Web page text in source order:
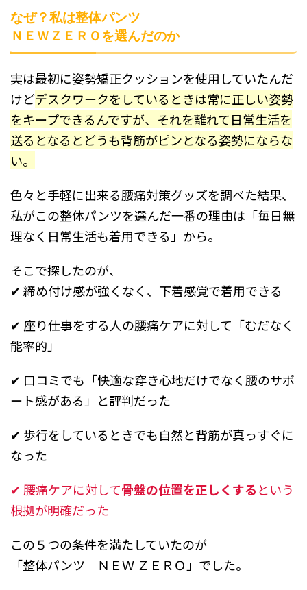
なぜ？私は整体パンツ
ＮＥＷＺＥＲＯを選んだのか
実は最初に姿勢矯正クッションを使用していたんだ
けどデスクワークをしているときは常に正しい姿勢
をキープできるんですが、それを離れて日常生活を
送るとなるとどうも背筋がピンとなる姿勢にならな
い。
色々と手軽に出来る腰痛対策グッズを調べた結果、
私がこの整体パンツを選んだ一番の理由は「毎日無
理なく日常生活も着用できる」から。
そこで探したのが、
✔ 締め付け感が強くなく、下着感覚で着用できる
✔ 座り仕事をする人の腰痛ケアに対して「むだなく
能率的」
✔ 口コミでも「快適な穿き心地だけでなく腰のサポ
ート感がある」と評判だった
✔ 歩行をしているときでも自然と背筋が真っすぐに
なった
✔ 腰痛ケアに対して骨盤の位置を正しくするという
根拠が明確だった
この５つの条件を満たしていたのが
「整体パンツ ＮＥＷ ＺＥＲＯ」でした。